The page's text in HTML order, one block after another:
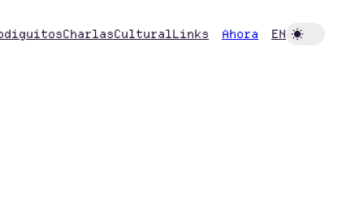
CharlasCulturalLinks Ahora EN